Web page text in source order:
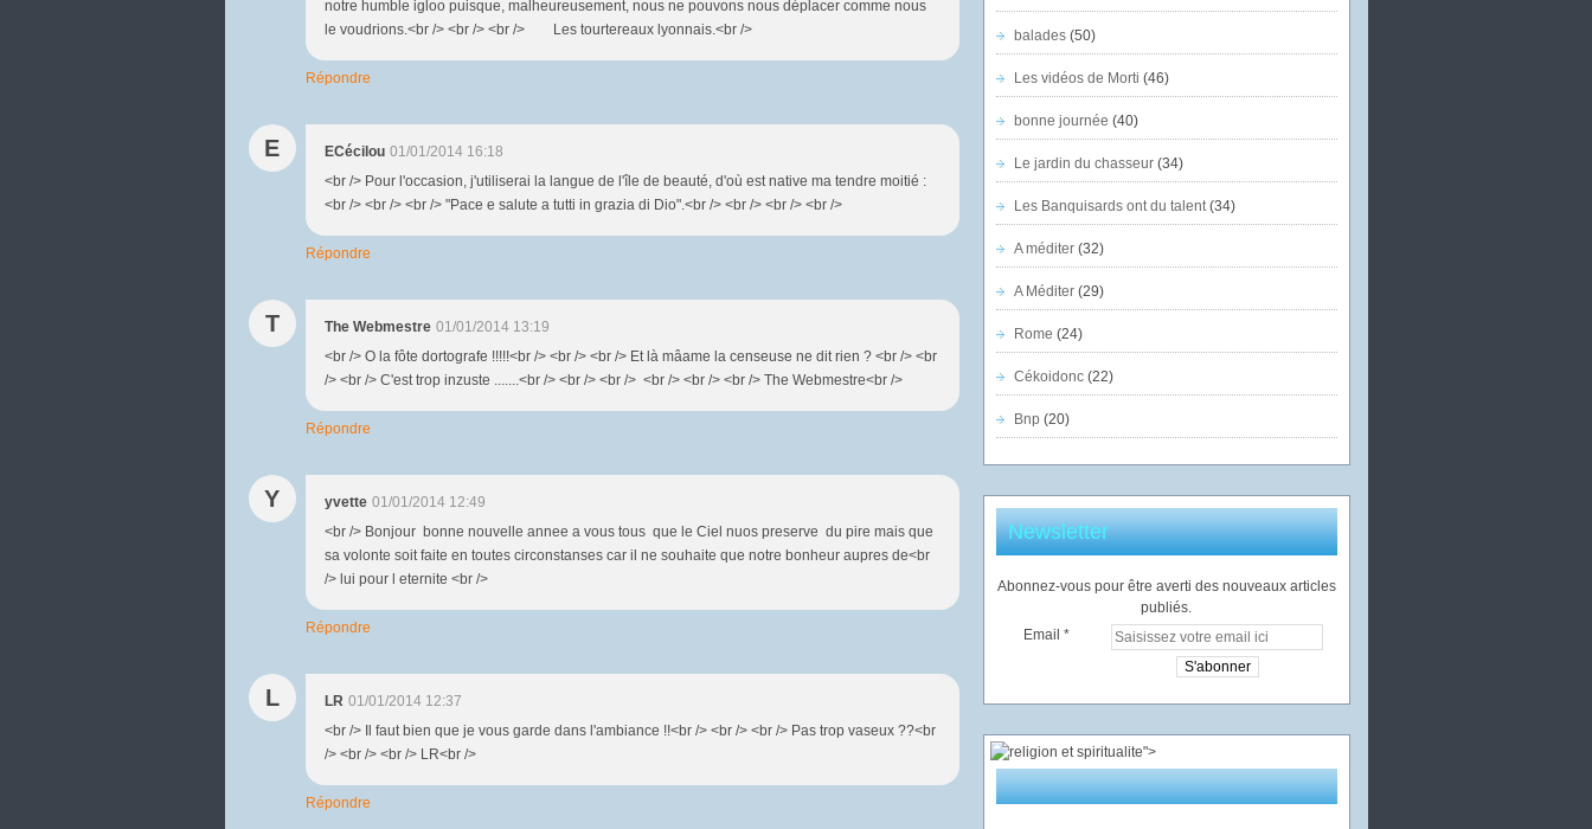
notre humble igloo puisque, malheureusement, nous ne pouvons nous déplacer comme nous
le voudrions.<br /> <br /> <br /> Les tourtereaux lyonnais.<br />
Répondre
E ECécilou 01/01/2014 16:18
<br /> Pour l'occasion, j'utiliserai la langue de l'île de beauté, d'où est native ma tendre moitié :
<br /> <br /> <br /> "Pace e salute a tutti in grazia di Dio".<br /> <br /> <br /> <br />
Répondre
T The Webmestre 01/01/2014 13:19
<br /> O la fôte dortografe !!!!!<br /> <br /> <br /> Et là mâame la censeuse ne dit rien ? <br /> <br
/> <br /> C'est trop inzuste .......<br /> <br /> <br /> <br /> <br /> <br /> The Webmestre<br />
Répondre
Y yvette 01/01/2014 12:49
<br /> Bonjour bonne nouvelle annee a vous tous que le Ciel nuos preserve du pire mais que
sa volonte soit faite en toutes circonstanses car il ne souhaite que notre bonheur aupres de<br
/> lui pour l eternite <br />
Répondre
L LR 01/01/2014 12:37
<br /> Il faut bien que je vous garde dans l'ambiance !!<br /> <br /> <br /> Pas trop vaseux ??<br
/> <br /> <br /> LR<br />
Répondre
balades(50)
Les vidéos de Morti (46)
bonne journée (40)
Le jardin du chasseur(34)
Les Banquisards ont du talent(34)
A méditer(32)
A Méditer(29)
Rome (24)
Cékoidonc(22)
Bnp (20)
Newsletter
Abonnez-vous pour être averti des nouveaux articles
publiés.
Email
">